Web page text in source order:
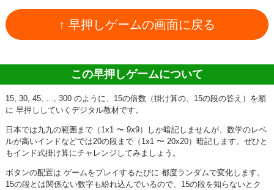
↑ 早押しゲームの画面に戻る
この早押しゲームについて
15, 30, 45, …, 300 のように、15の倍数（掛け算の、15の段の答え）を順
に 早押ししていくデジタル教材です。
日本では九九の範囲まで（1x1 〜 9x9）しか暗記しませんが、数学のレベ
ルが高いインドなどでは20の段まで（1x1 〜 20x20）暗記します。ぜひと
もインド式掛け算にチャレンジしてみましょう。
ボタンの配置は ゲームをプレイするたびに 都度ランダムで変化します。
15の段とは関係ない数字も紛れ込んでいるので、15の段を知らないとク